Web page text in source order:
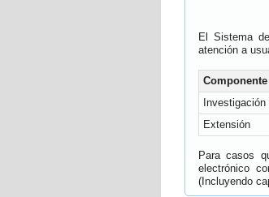
El Sistema
atención a
Componente
Extensión
Para casos
electrónico
(Incluyendo